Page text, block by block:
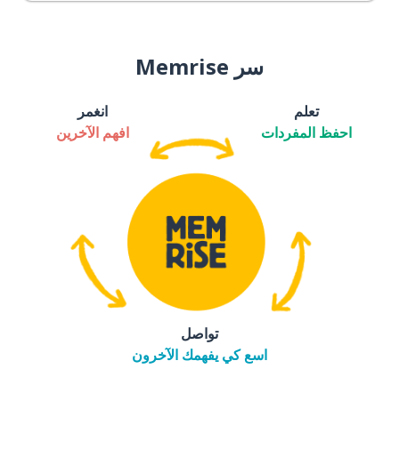
سر Memrise
تعلم
احفظ المفردات
انغمر
افهم الآخرين
تواصل
اسع كي يفهمك الآخرون